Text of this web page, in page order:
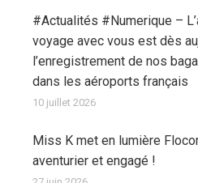
#Actualités #Numerique –
voyage avec vous est dès
l’enregistrement de nos
dans les aéroports français
10 juillet 2026
Miss K met en lumière
aventurier et engagé !